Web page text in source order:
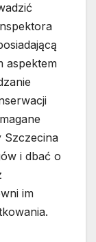
aspektem
Szczecina
i dbać o
im